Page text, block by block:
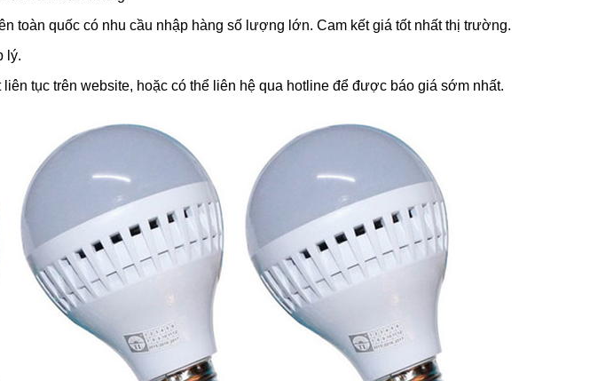
toàn quốc có nhu cầu nhập hàng số lượng lớn. Cam kết giá tốt nhất thị trường.
lý.
tục trên website, hoặc có thể liên hệ qua hotline để được báo giá sớm nhất.